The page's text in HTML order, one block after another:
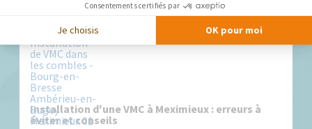
Installation d'une VMC à Meximieux : erreurs à
éviter et conseils
Consentements certifiés par
Je choisis OK pour moi